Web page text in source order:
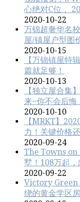
心绝对C位，
2020-10-22
万锦超奢华名
屋/镇屋户型图
2020-10-15
【万锦镇屋特
篇就足够！
2020-10-13
【独立屋合集
来~你不会后悔
2020-10-10
【MRKT】
力！关键价格
2020-09-24
The Towns on
墅！108万起，
2020-09-22
Victory Green
绕的黄金学区房